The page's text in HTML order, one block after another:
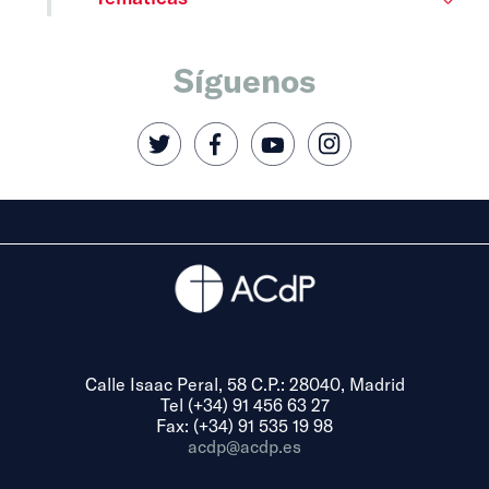
Síguenos
Calle Isaac Peral, 58 C.P.: 28040, Madrid
Tel (+34) 91 456 63 27
Fax: (+34) 91 535 19 98
acdp@acdp.es